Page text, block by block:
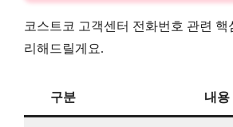
코스트코 고객센터 전화번호 관련 핵
리해드릴게요.
구분 내용